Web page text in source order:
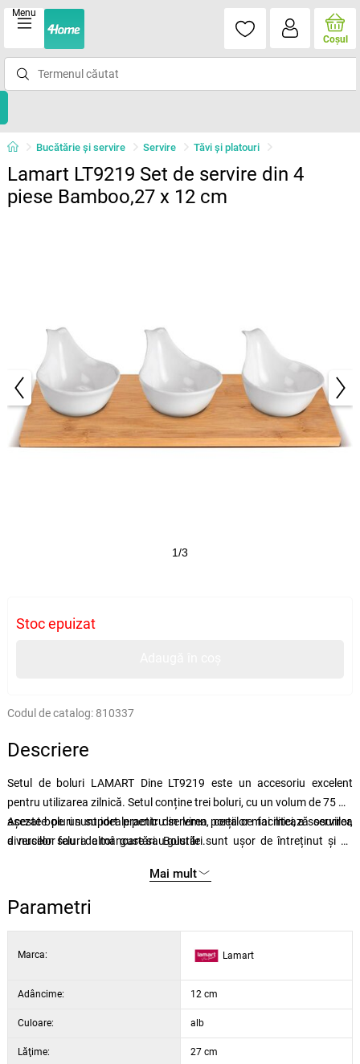
Menu
Coşul
Bucătărie și servire Servire Tăvi şi platouri
Lamart LT9219 Set de servire din 4
piese Bamboo,27 x 12 cm
1/3
Stoc epuizat
Codul de catalog: 810337
Descriere
Setul de boluri LAMART Dine LT9219 este un accesoriu excelent
pentru utilizarea zilnică. Setul conține trei boluri, cu un volum de 75 ml,
așezate pe un suport practic din lemn, ceea ce facilitează servirea
diverselor feluri de mâncare sau gustări.
Aceste boluri sunt ideale pentru servirea porțiilor mai mici, a sosurilor,
a nucilor sau a altor gustări. Bolurile sunt ușor de întreținut și de
fără probleme. Datorită tăvii elegante din lemn, setul arată stilat pe
orice masă.
Mai mult
Parametri
Marca: Lamart
Adâncime: 12 cm
Culoare: alb
Lăţime: 27 cm